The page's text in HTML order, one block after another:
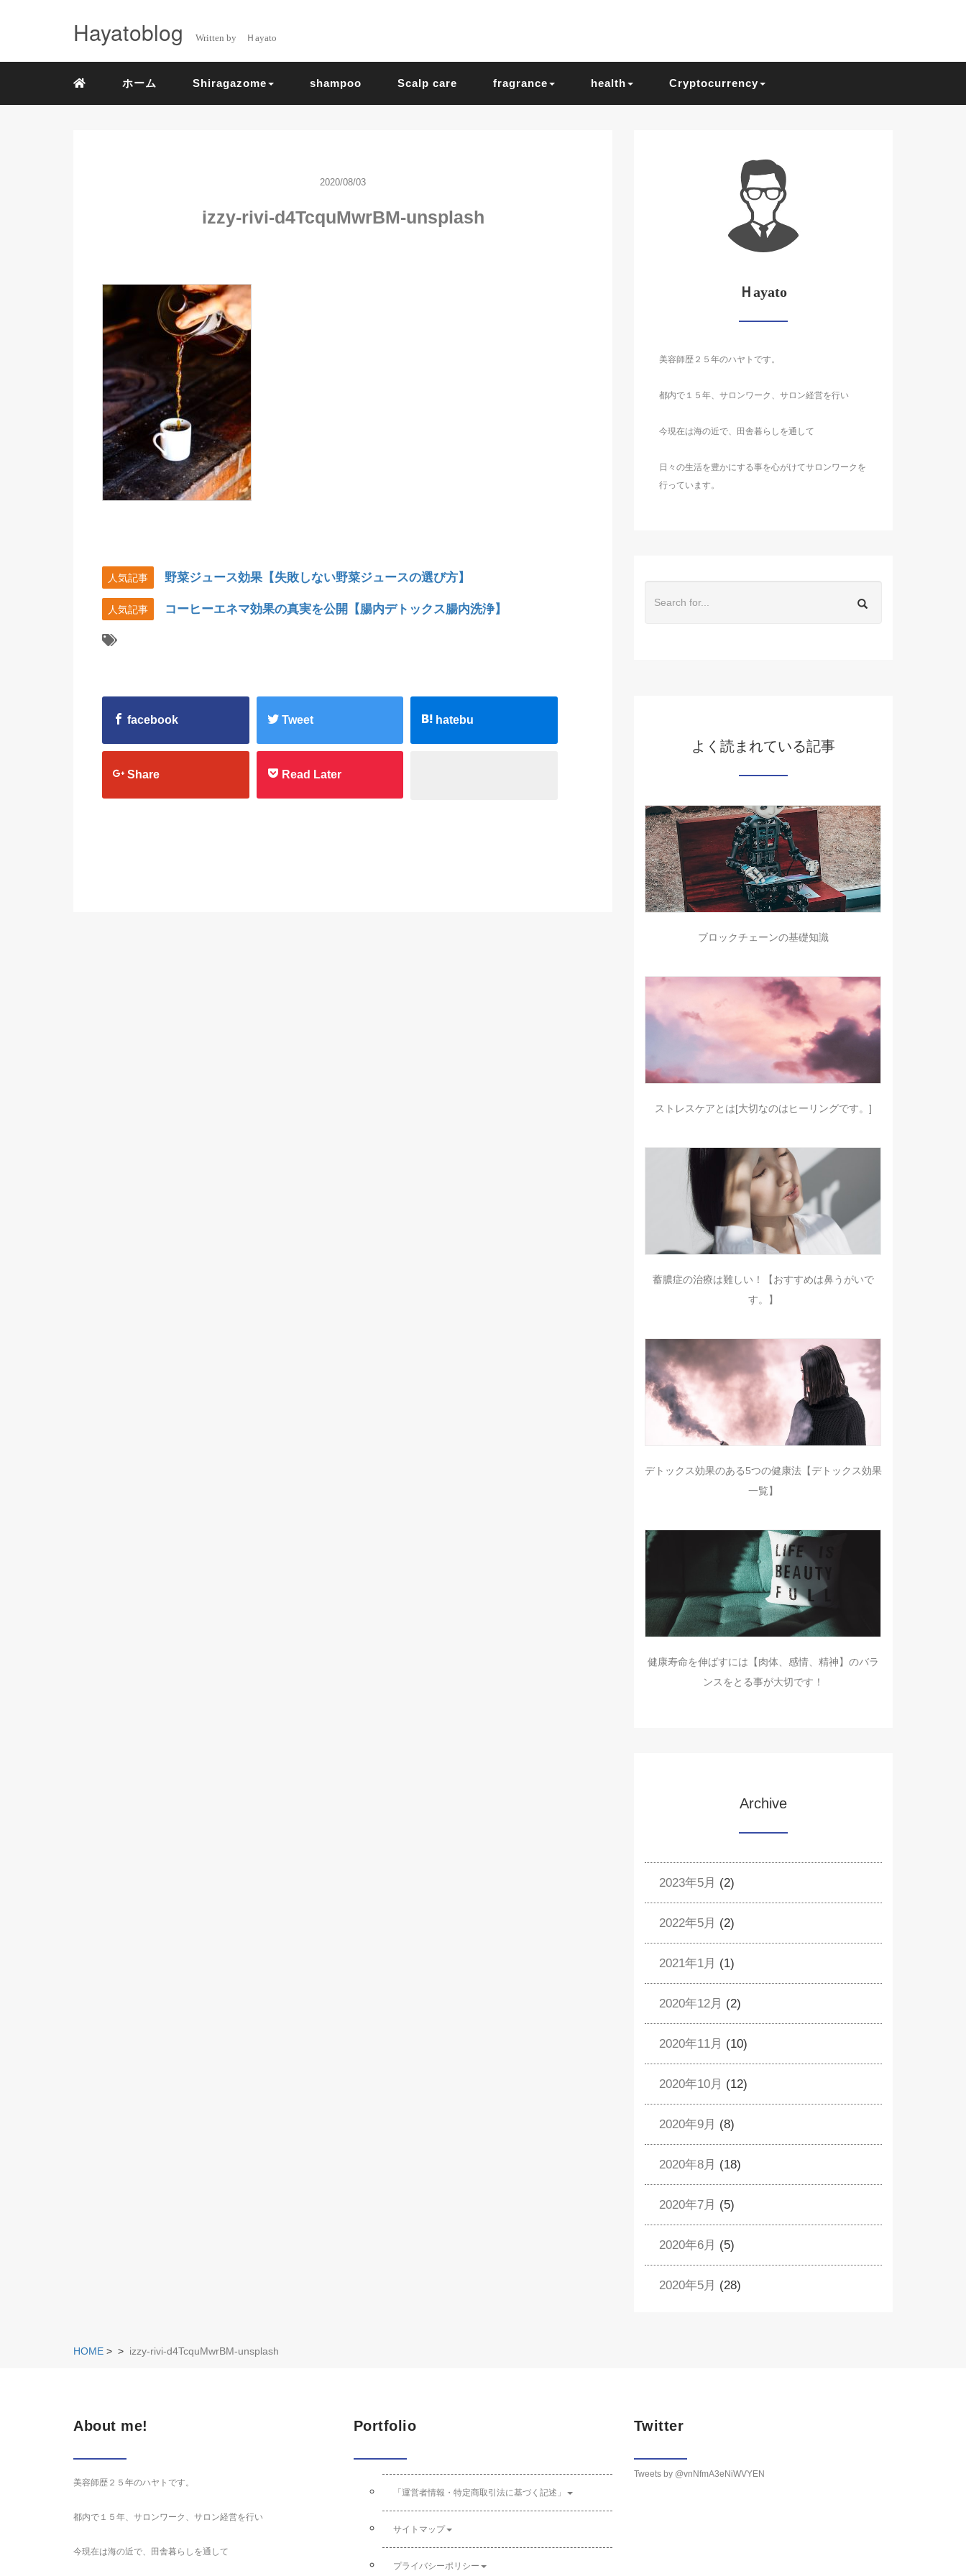
Hayatoblog Written by Ｈayato
ホーム Shiragazome shampoo Scalp care fragrance health Cryptocurrency
2020/08/03
izzy-rivi-d4TcquMwrBM-unsplash
人気記事 野菜ジュース効果【失敗しない野菜ジュースの選び方】
人気記事 コーヒーエネマ効果の真実を公開【腸内デトックス腸内洗浄】
facebook Tweet hatebu
Share Read Later
Ｈayato
美容師歴２５年のハヤトです。
都内で１５年、サロンワーク、サロン経営を行い
今現在は海の近で、田舎暮らしを通して
日々の生活を豊かにする事を心がけてサロンワークを
行っています。
よく読まれている記事
ブロックチェーンの基礎知識
ストレスケアとは[大切なのはヒーリングです。]
蓄膿症の治療は難しい！【おすすめは鼻うがいで
す。】
デトックス効果のある5つの健康法【デトックス効果
一覧】
健康寿命を伸ばすには【肉体、感情、精神】のバラ
ンスをとる事が大切です！
Archive
2023年5月 (2)
2022年5月 (2)
2021年1月 (1)
2020年12月 (2)
2020年11月 (10)
2020年10月 (12)
2020年9月 (8)
2020年8月 (18)
2020年7月 (5)
2020年6月 (5)
2020年5月 (28)
HOME > > izzy-rivi-d4TcquMwrBM-unsplash
About me!
美容師歴２５年のハヤトです。
都内で１５年、サロンワーク、サロン経営を行い
今現在は海の近で、田舎暮らしを通して
Portfolio
「運営者情報・特定商取引法に基づく記述」
サイトマップ
プライバシーポリシー
Twitter
Tweets by @vnNfmA3eNiWVYEN